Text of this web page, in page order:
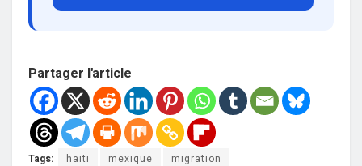
Partager l'article
Tags: haiti mexique migration